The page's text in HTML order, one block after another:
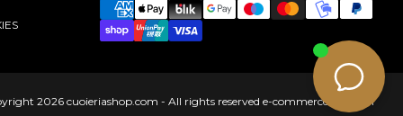
2026 cuoieriashop.com - All rights reserved e-commerce by KOM